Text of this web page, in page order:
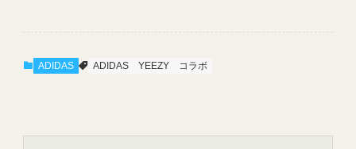
ADIDAS ADIDAS YEEZY コラボ